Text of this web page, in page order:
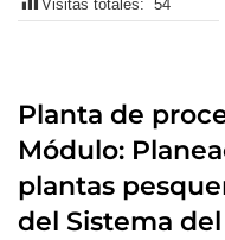
Visitas totales: 54
Planta de
Módulo:
plantas
del Sistema